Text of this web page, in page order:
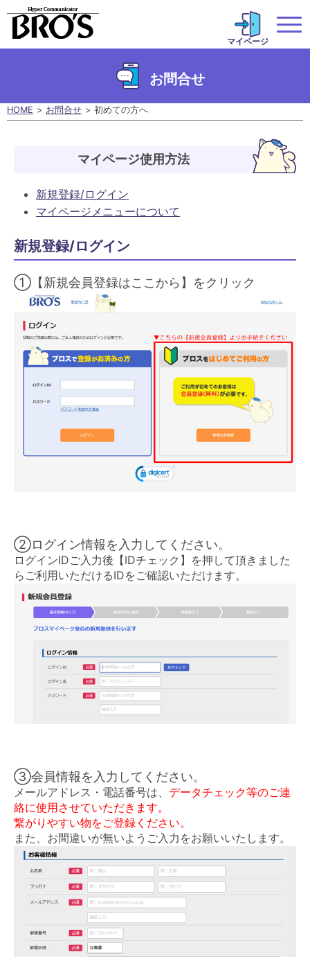
マイページ
お問合せ
HOME お問合せ 初めての方へ
マイページ使用方法
新規登録/ログイン
マイページメニューについて
新規登録/ログイン
①【新規会員登録はここから】をクリック
②ログイン情報を入力してください。
ログインIDご入力後【IDチェック】を押して頂きました
らご利用いただけるIDをご確認いただけます。
③会員情報を入力してください。
メールアドレス・電話番号は、 データチェック等のご連
絡に使用させていただきます。
繋がりやすい物をご登録ください。
また、お間違いが無いようご入力をお願いいたします。